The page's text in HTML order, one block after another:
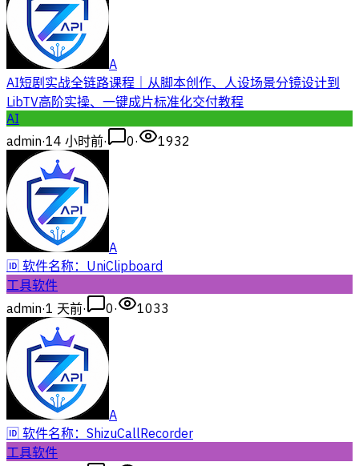
A
AI短剧实战全链路课程｜从脚本创作、人设场景分镜设计到
LibTV高阶实操、一键成片标准化交付教程
AI
admin·14 小时前· 0· 1932
A
🆔 软件名称：UniClipboard
工具软件
admin·1 天前· 0· 1033
A
🆔 软件名称：ShizuCallRecorder
工具软件